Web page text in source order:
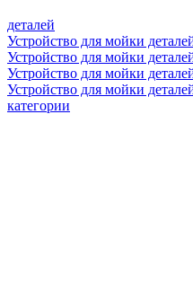
деталей
Устройство для мойки
Устройство для мойки
Устройство для мойки
Устройство для мойки
категории